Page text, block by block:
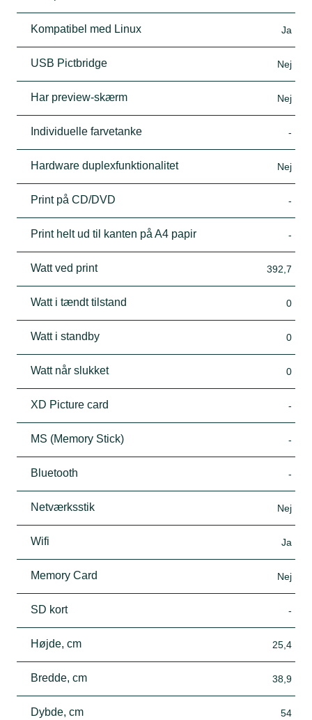
Kompatibel med Linux Ja
USB Pictbridge Nej
Har preview-skærm Nej
Individuelle farvetanke -
Hardware duplexfunktionalitet Nej
Print på CD/DVD -
Print helt ud til kanten på A4 papir -
Watt ved print 392,7
Watt i tændt tilstand 0
Watt i standby 0
Watt når slukket 0
XD Picture card -
MS (Memory Stick) -
Bluetooth -
Netværksstik Nej
Wifi Ja
Memory Card Nej
SD kort -
Højde, cm 25,4
Bredde, cm 38,9
Dybde, cm 54